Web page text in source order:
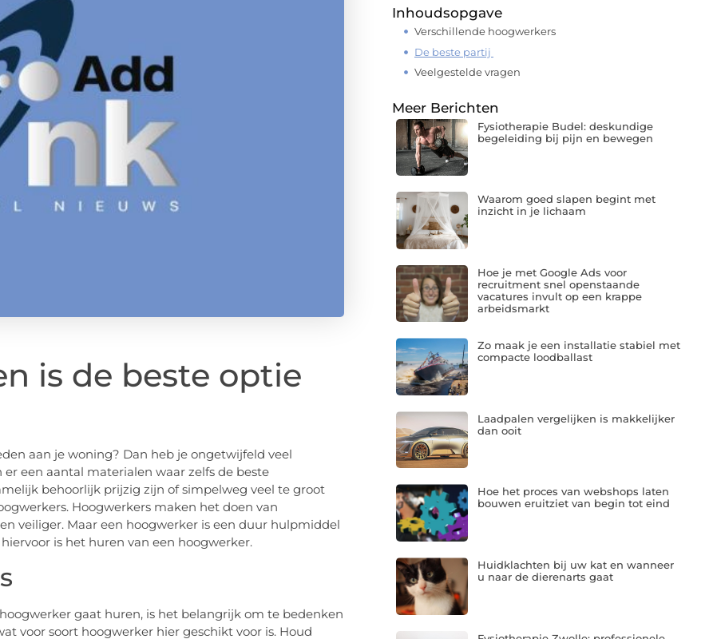
is de beste optie
aan je woning? Dan heb je ongetwijfeld veel
een aantal materialen waar zelfs de beste
behoorlijk prijzig zijn of simpelweg veel te groot
Hoogwerkers maken het doen van
veiliger. Maar een hoogwerker is een duur hulpmiddel
is het huren van een hoogwerker.
gaat huren, is het belangrijk om te bedenken
voor soort hoogwerker hier geschikt voor is. Houd
Inhoudsopgave
Verschillende hoogwerkers
De beste partij
Veelgestelde vragen
Meer Berichten
Fysiotherapie Budel: deskundige
begeleiding bij pijn en bewegen
Waarom goed slapen begint met
inzicht in je lichaam
Hoe je met Google Ads voor
recruitment snel openstaande
vacatures invult op een krappe
arbeidsmarkt
Zo maak je een installatie stabiel met
compacte loodballast
Laadpalen vergelijken is makkelijker
dan ooit
Hoe het proces van webshops laten
bouwen eruitziet van begin tot eind
Huidklachten bij uw kat en wanneer
u naar de dierenarts gaat